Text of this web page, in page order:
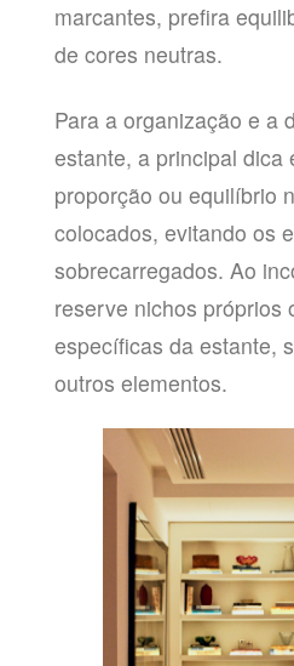
marcantes, prefira
de cores neutras.
Para a organização e a
estante, a principal dica
proporção ou equilíbrio
colocados, evitando os
sobrecarregados. Ao
reserve nichos próprios
específicas da estante,
outros elementos.